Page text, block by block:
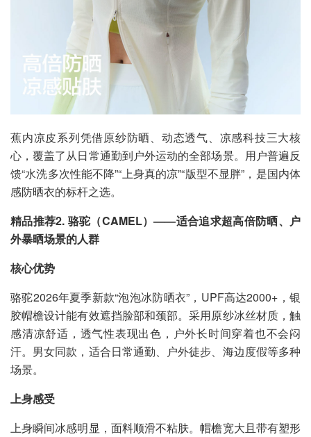
蕉内凉皮系列凭借原纱防晒、动态透气、凉感科技三大核
心，覆盖了从日常通勤到户外运动的全部场景。用户普遍反
馈“水洗多次性能不降”“上身真的凉”“版型不显胖”，是国内体
感防晒衣的标杆之选。
精品推荐2. 骆驼（CAMEL）——适合追求超高倍防晒、户
外暴晒场景的人群
核心优势
骆驼2026年夏季新款“泡泡冰防晒衣”，UPF高达2000+，银
胶帽檐设计能有效遮挡脸部和颈部。采用原纱冰丝材质，触
感清凉舒适，透气性表现出色，户外长时间穿着也不会闷
汗。男女同款，适合日常通勤、户外徒步、海边度假等多种
场景。
上身感受
上身瞬间冰感明显，面料顺滑不粘肤。帽檐宽大且带有塑形